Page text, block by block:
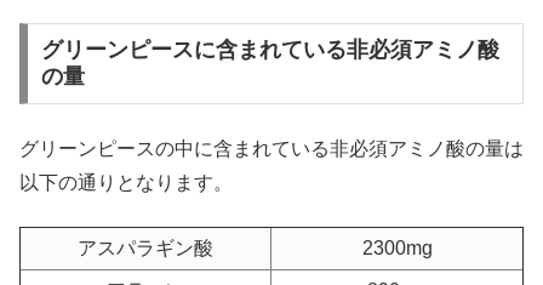
グリーンピースに含まれている非必須アミノ酸
の量
グリーンピースの中に含まれている非必須アミノ酸の量は
以下の通りとなります。
アスパラギン酸 2300mg